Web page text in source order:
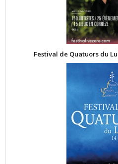
Festival de Quatuors du